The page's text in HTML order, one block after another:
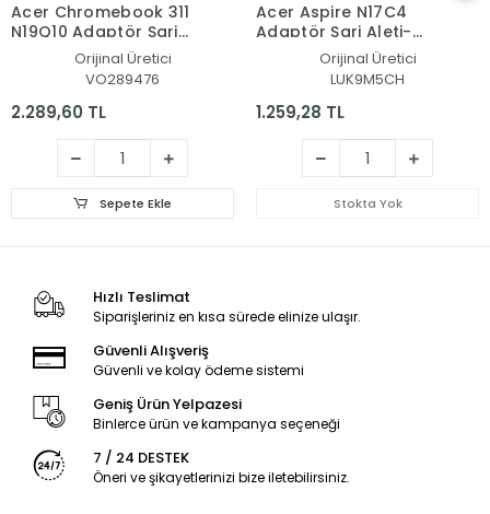
Acer Chromebook 311
N19Q10 Adaptör Şarj
Aleti-CihazıOrijinal Üretici
VO289476
2.289,60 TL
Sepete Ekle
Acer Aspire N17C4
Adaptör Şarj Aleti-
Orijinal Üretici
LUK9M5CH
1.259,28 TL
Stokta Yok
Hızlı Teslimat
Siparişleriniz en kısa sürede elinize ulaşır.
Güvenli Alışveriş
Güvenli ve kolay ödeme sistemi
Geniş Ürün Yelpazesi
Binlerce ürün ve kampanya seçeneği
7 / 24 DESTEK
Öneri ve şikayetlerinizi bize iletebilirsiniz.